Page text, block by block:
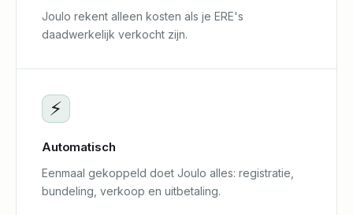
Joulo rekent alleen kosten als je ERE's
daadwerkelijk verkocht zijn.
⚡
Automatisch
Eenmaal gekoppeld doet Joulo alles: registratie,
bundeling, verkoop en uitbetaling.